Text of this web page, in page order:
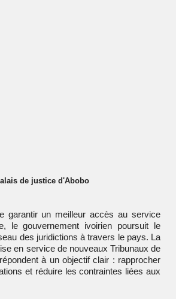
de justice d'Abobo
garantir un meilleur accès au service
le gouvernement ivoirien poursuit le
des juridictions à travers le pays. La
en service de nouveaux Tribunaux de
à un objectif clair : rapprocher
et réduire les contraintes liées aux